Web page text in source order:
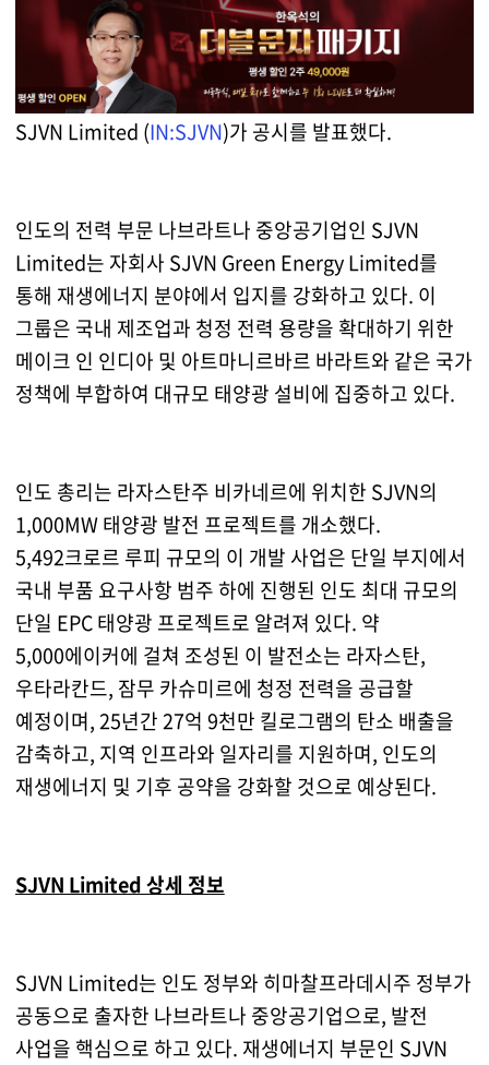
SJVN Limited (IN:SJVN)가 공시를 발표했다.
인도의 전력 부문 나브라트나 중앙공기업인 SJVN
Limited는 자회사 SJVN Green Energy Limited를
통해 재생에너지 분야에서 입지를 강화하고 있다. 이
그룹은 국내 제조업과 청정 전력 용량을 확대하기 위한
메이크 인 인디아 및 아트마니르바르 바라트와 같은 국가
정책에 부합하여 대규모 태양광 설비에 집중하고 있다.
인도 총리는 라자스탄주 비카네르에 위치한 SJVN의
1,000MW 태양광 발전 프로젝트를 개소했다.
5,492크로르 루피 규모의 이 개발 사업은 단일 부지에서
국내 부품 요구사항 범주 하에 진행된 인도 최대 규모의
단일 EPC 태양광 프로젝트로 알려져 있다. 약
5,000에이커에 걸쳐 조성된 이 발전소는 라자스탄,
우타라칸드, 잠무 카슈미르에 청정 전력을 공급할
예정이며, 25년간 27억 9천만 킬로그램의 탄소 배출을
감축하고, 지역 인프라와 일자리를 지원하며, 인도의
재생에너지 및 기후 공약을 강화할 것으로 예상된다.
SJVN Limited 상세 정보
SJVN Limited는 인도 정부와 히마찰프라데시주 정부가
공동으로 출자한 나브라트나 중앙공기업으로, 발전
사업을 핵심으로 하고 있다. 재생에너지 부문인 SJVN